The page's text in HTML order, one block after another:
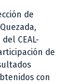
de
CEAL-
de
con